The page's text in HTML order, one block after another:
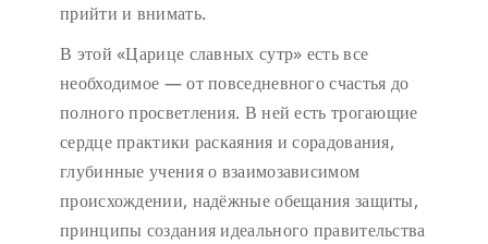
прийти и внимать.
В этой «Царице славных сутр» есть все
необходимое — от повседневного счастья до
полного просветления. В ней есть трогающие
сердце практики раскаяния и сорадования,
глубинные учения о взаимозависимом
происхождении, надёжные обещания защиты,
принципы создания идеального правительства